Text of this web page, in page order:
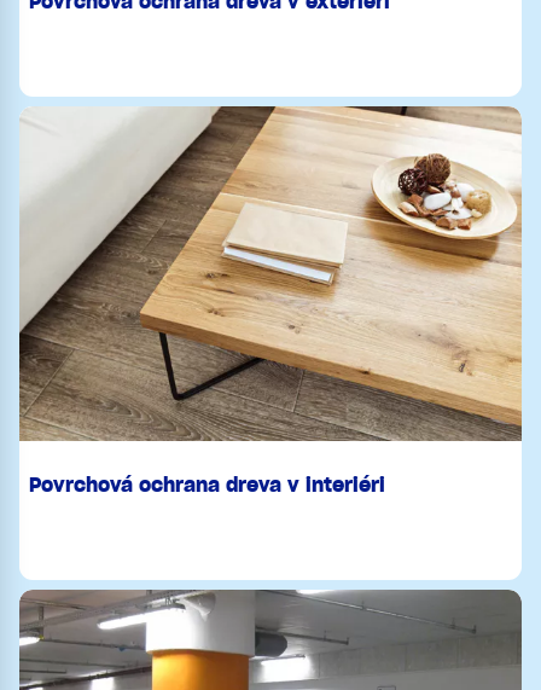
Povrchová ochrana dreva v interiéri